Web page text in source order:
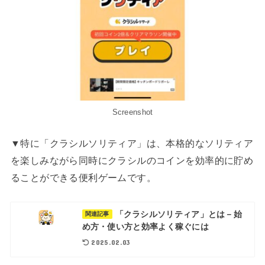
Screenshot
▼特に「クラシルソリティア」は、本格的なソリティア
を楽しみながら同時にクラシルのコインを効率的に貯め
ることができる便利ゲームです。
関連記事
「クラシルソリティア」とは－始
め方・使い方と効率よく稼ぐには
2025.02.03